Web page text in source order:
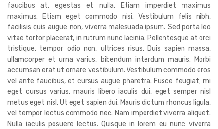
faucibus at, egestas et nulla. Etiam imperdiet maximus
maximus. Etiam eget commodo nisi. Vestibulum felis nibh,
facilisis quis augue non, viverra malesuada ipsum. Sed porta leo
vitae tortor placerat, in rutrum nunc lacinia. Pellentesque at orci
tristique, tempor odio non, ultrices risus. Duis sapien massa,
ullamcorper et urna varius, bibendum interdum mauris. Morbi
accumsan erat ut ornare vestibulum. Vestibulum commodo eros
vel ante faucibus, et cursus augue pharetra. Fusce feugiat, mi
eget cursus varius, mauris libero iaculis dui, eget semper nisl
metus eget nisl. Ut eget sapien dui. Mauris dictum rhoncus ligula,
vel tempor lectus commodo nec. Nam imperdiet viverra aliquet.
Nulla iaculis posuere lectus. Quisque in lorem eu nunc viverra